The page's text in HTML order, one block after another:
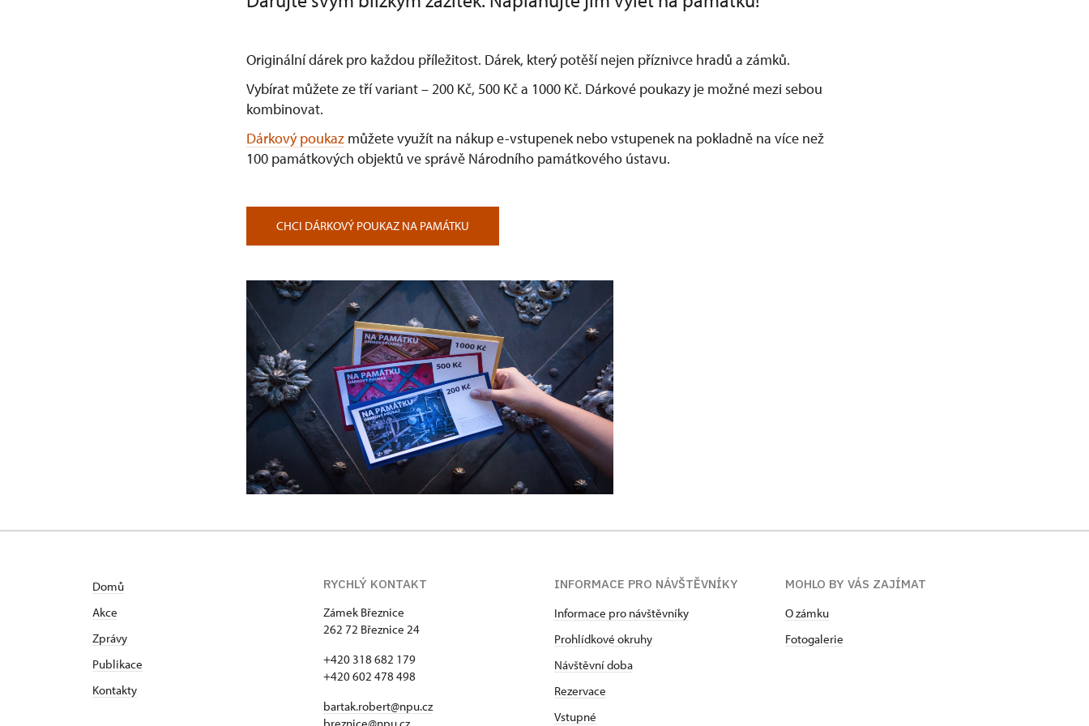
Originální dárek pro každou příležitost. Dárek, který potěší nejen příznivce hradů a zámků.
Vybírat můžete ze tří variant –⁠ 200 Kč, 500 Kč a 1000 Kč. Dárkové poukazy je možné mezi sebou
kombinovat.
Dárkový poukaz můžete využít na nákup e-vstupenek nebo vstupenek na pokladně na více než
100 památkových objektů ve správě Národního památkového ústavu.
CHCI DÁRKOVÝ POUKAZ NA PAMÁTKU
Domů
Akce
Zprávy
Publikace
Kontakty
RYCHLÝ KONTAKT
Zámek Březnice
262 72 Březnice 24
+420 318 682 179
+420 602 478 498
bartak.robert@npu.cz
INFORMACE PRO NÁVŠTĚVNÍKY
Informace pro návštěvníky
Prohlídkové okruhy
Návštěvní doba
Rezervace
Vstupné
MOHLO BY VÁS ZAJÍMAT
O zámku
Fotogalerie